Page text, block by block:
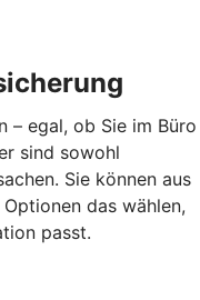
– egal, ob Sie im Büro
sind sowohl
Sie können aus
das wählen,
passt.